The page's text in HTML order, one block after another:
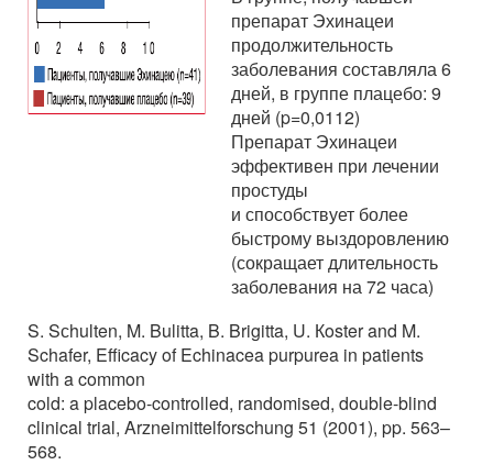
препарат Эхинацеи
продолжительность
заболевания составляла 6
дней, в группе плацебо: 9
дней (p=0,0112)
Препарат Эхинацеи
эффективен при лечении
простуды
и способствует более
быстрому выздоровлению
(сокращает длительность
заболевания на 72 часа)
S. Sсhulten, M. Bulitta, B. Brigitta, U. Кoster and M.
Schafer, Efficacy of Echinacea purpurea in patients
with a common
cold: a placebo-controlled, randomised, double-blind
clinical trial, Arzneimittelforschung 51 (2001), pp. 563–
568.